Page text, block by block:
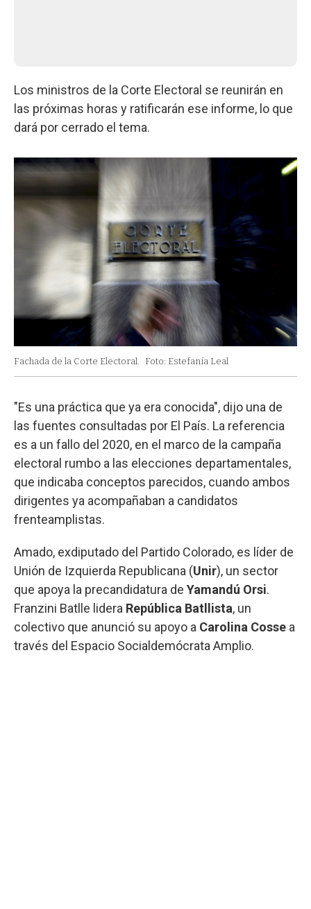
Los ministros de la Corte Electoral se reunirán en
las próximas horas y ratificarán ese informe, lo que
dará por cerrado el tema.
Fachada de la Corte Electoral. Foto: Estefanía Leal
"Es una práctica que ya era conocida", dijo una de
las fuentes consultadas por El País. La referencia
es a un fallo del 2020, en el marco de la campaña
electoral rumbo a las elecciones departamentales,
que indicaba conceptos parecidos, cuando ambos
dirigentes ya acompañaban a candidatos
frenteamplistas.
Amado, exdiputado del Partido Colorado, es líder de
Unión de Izquierda Republicana (Unir), un sector
que apoya la precandidatura de Yamandú Orsi.
Franzini Batlle lidera República Batllista, un
colectivo que anunció su apoyo a Carolina Cosse a
través del Espacio Socialdemócrata Amplio.